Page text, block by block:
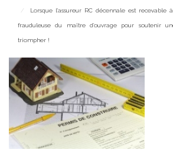
Lorsque l'assureur RC décennale est recevable
frauduleuse du maître d'ouvrage pour soutenir
triompher !